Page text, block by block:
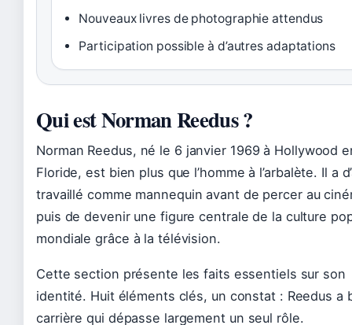
Nouveaux livres de photographie attendus
Participation possible à d’autres adaptations
Qui est Norman Reedus ?
Norman Reedus, né le 6 janvier 1969 à Hollywood
Floride, est bien plus que l’homme à l’arbalète. Il a
travaillé comme mannequin avant de percer au
puis de devenir une figure centrale de la culture
mondiale grâce à la télévision.
Cette section présente les faits essentiels sur son
identité. Huit éléments clés, un constat : Reedus a
carrière qui dépasse largement un seul rôle.